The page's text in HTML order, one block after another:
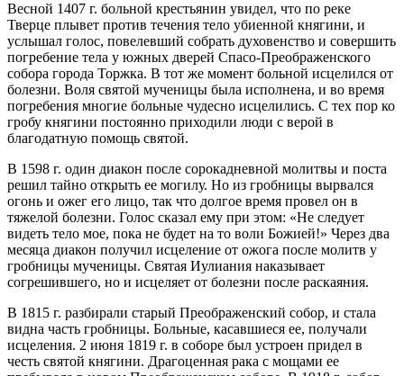
Весной 1407 г. больной крестьянин увидел, что по реке
Тверце плывет против течения тело убиенной княгини, и
услышал голос, повелевший собрать духовенство и совершить
погребение тела у южных дверей Спасо-Преображенского
собора города Торжка. В тот же момент больной исцелился от
болезни. Воля святой мученицы была исполнена, и во время
погребения многие больные чудесно исцелились. С тех пор ко
гробу княгини постоянно приходили люди с верой в
благодатную помощь святой.
В 1598 г. один диакон после сорокадневной молитвы и поста
решил тайно открыть ее могилу. Но из гробницы вырвался
огонь и ожег его лицо, так что долгое время провел он в
тяжелой болезни. Голос сказал ему при этом: «Не следует
видеть тело мое, пока не будет на то воли Божией!» Через два
месяца диакон получил исцеление от ожога после молитв у
гробницы мученицы. Святая Иулиания наказывает
согрешившего, но и исцеляет от болезни после раскаяния.
В 1815 г. разбирали старый Преображенский собор, и стала
видна часть гробницы. Больные, касавшиеся ее, получали
исцеления. 2 июня 1819 г. в соборе был устроен придел в
честь святой княгини. Драгоценная рака с мощами ее